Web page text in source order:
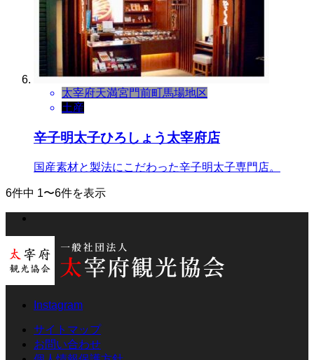
太宰府天満宮門前町馬場地区
土産
辛子明太子ひろしょう太宰府店
国産素材と製法にこだわった辛子明太子専門店。
6件中 1〜6件を表示
Instagram
サイトマップ
お問い合わせ